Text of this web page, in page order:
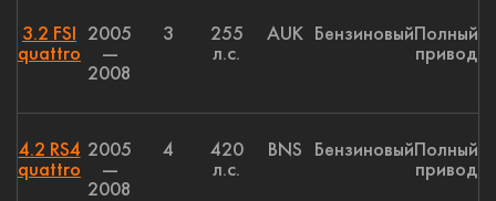
3.2 FSI
quattro
2005
—
2008
3
255
л.с.
AUK Бензиновый Полный
привод
4.2 RS4
quattro
2005
—
2008
4
420
л.с.
BNS Бензиновый Полный
привод